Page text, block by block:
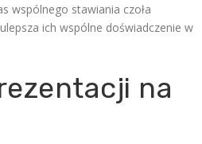
wspólnego stawiania czoła
ich wspólne doświadczenie w
na